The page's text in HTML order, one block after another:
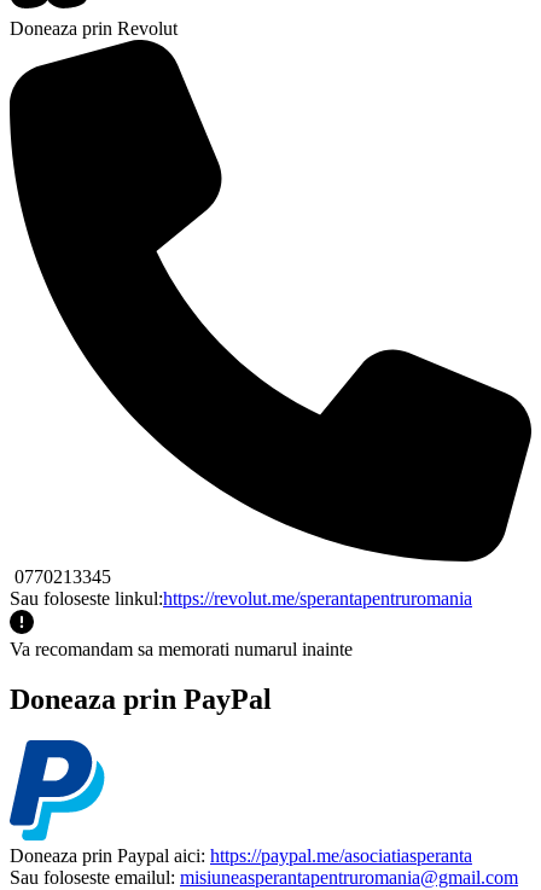
Doneaza prin Revolut
0770213345
Sau foloseste linkul:https://revolut.me/sperantapentruromania
Va recomandam sa memorati numarul inainte
Doneaza prin PayPal
Doneaza prin Paypal aici: https://paypal.me/asociatiasperanta
Sau foloseste emailul: misiuneasperantapentruromania@gmail.com